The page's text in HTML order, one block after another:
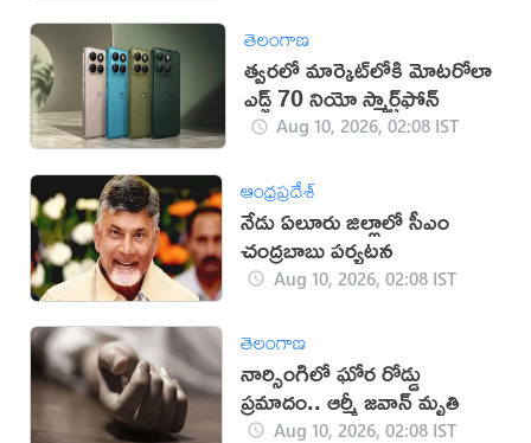
తెలంగాణ
త్వరలో మార్కెట్‌లోకి మోటరోలా
ఎడ్జ్ 70 నియో స్మార్ట్‌ఫోన్
Aug 10, 2026, 02:08 IST
ఆంధ్రప్రదేశ్
నేడు ఏలూరు జిల్లాలో సీఎం
చంద్రబాబు పర్యటన
Aug 10, 2026, 02:08 IST
తెలంగాణ
నార్సింగిలో ఘోర రోడ్డు
ప్రమాదం.. ఆర్మీ జవాన్ మృతి
Aug 10, 2026, 02:08 IST